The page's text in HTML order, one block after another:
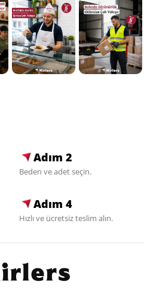
Adım 2
Beden ve adet seçin.
Adım 4
Hızlı ve ücretsiz teslim alın.